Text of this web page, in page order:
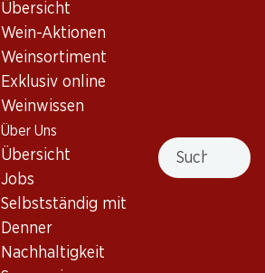
Übersicht
Wein-Aktionen
Weinsortiment
Exklusiv online
Weinwissen
Über Uns
Übersicht
Jobs
Selbstständig mit
Denner
Nachhaltigkeit
Suche
107.70
Flasche: 17.95
de Provence AOC